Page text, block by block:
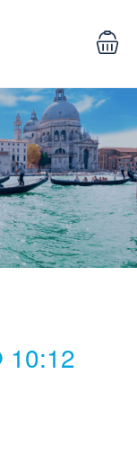
10:12